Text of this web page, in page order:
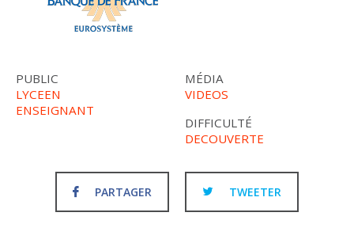
PUBLIC
LYCEEN
ENSEIGNANT
MÉDIA
VIDEOS
DIFFICULTÉ
DECOUVERTE
PARTAGER TWEETER